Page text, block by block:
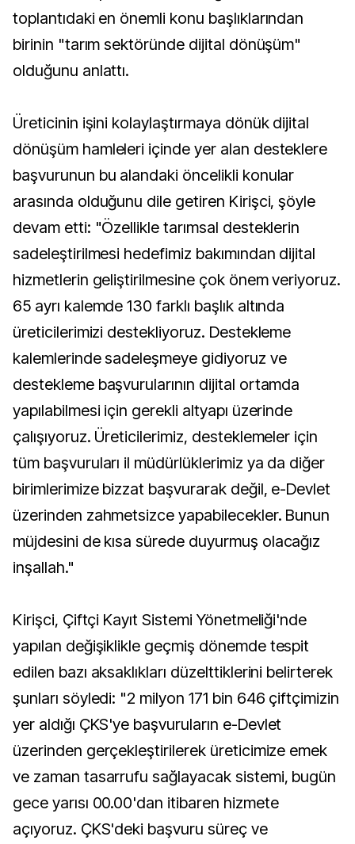
toplantıdaki en önemli konu başlıklarından
birinin "tarım sektöründe dijital dönüşüm"
olduğunu anlattı.
Üreticinin işini kolaylaştırmaya dönük dijital
dönüşüm hamleleri içinde yer alan desteklere
başvurunun bu alandaki öncelikli konular
arasında olduğunu dile getiren Kirişci, şöyle
devam etti: "Özellikle tarımsal desteklerin
sadeleştirilmesi hedefimiz bakımından dijital
hizmetlerin geliştirilmesine çok önem veriyoruz.
65 ayrı kalemde 130 farklı başlık altında
üreticilerimizi destekliyoruz. Destekleme
kalemlerinde sadeleşmeye gidiyoruz ve
destekleme başvurularının dijital ortamda
yapılabilmesi için gerekli altyapı üzerinde
çalışıyoruz. Üreticilerimiz, desteklemeler için
tüm başvuruları il müdürlüklerimiz ya da diğer
birimlerimize bizzat başvurarak değil, e-Devlet
üzerinden zahmetsizce yapabilecekler. Bunun
müjdesini de kısa sürede duyurmuş olacağız
inşallah."
Kirişci, Çiftçi Kayıt Sistemi Yönetmeliği'nde
yapılan değişiklikle geçmiş dönemde tespit
edilen bazı aksaklıkları düzelttiklerini belirterek
şunları söyledi: "2 milyon 171 bin 646 çiftçimizin
yer aldığı ÇKS'ye başvuruların e-Devlet
üzerinden gerçekleştirilerek üreticimize emek
ve zaman tasarrufu sağlayacak sistemi, bugün
gece yarısı 00.00'dan itibaren hizmete
açıyoruz. ÇKS'deki başvuru süreç ve